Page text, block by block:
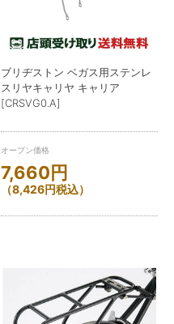
ブリヂストン ベガス用ステンレ
スリヤキャリヤ キャリア
[CRSVG0.A]
オープン価格
7,660円
（8,426円税込）